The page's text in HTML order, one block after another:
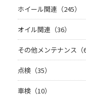
ホイール関連（245）
オイル関連（36）
その他メンテナンス（
点検（35）
車検（10）